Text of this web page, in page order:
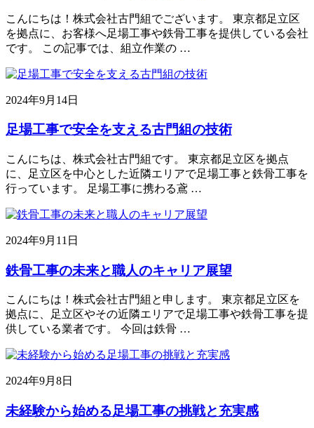
こんにちは！株式会社古門組でございます。 東京都足立区
を拠点に、お客様へ足場工事や鉄骨工事を提供している会社
です。 この記事では、組立作業の …
2024年9月14日
足場工事で安全を支える古門組の技術
こんにちは、株式会社古門組です。 東京都足立区を拠点
に、足立区を中心とした近隣エリアで足場工事と鉄骨工事を
行っています。 足場工事に携わる鳶 …
2024年9月11日
鉄骨工事の未来と職人のキャリア展望
こんにちは！株式会社古門組と申します。 東京都足立区を
拠点に、足立区やその近隣エリアで足場工事や鉄骨工事を提
供している業者です。 今回は鉄骨 …
2024年9月8日
未経験から始める足場工事の挑戦と充実感